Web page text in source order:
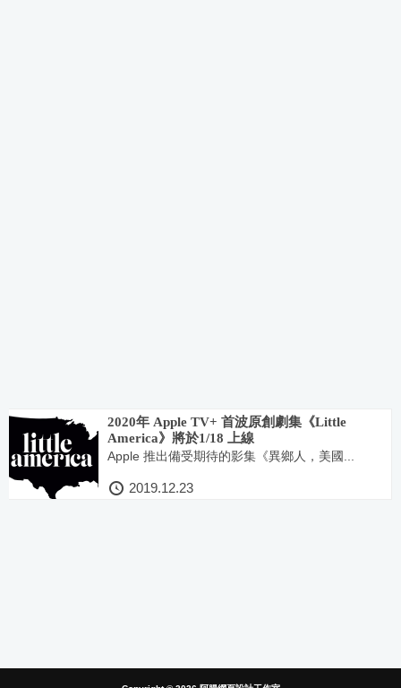
2020年 Apple TV+ 首波原創劇集《Little
America》將於1/18 上線
Apple 推出備受期待的影集《異鄉人，美國...
2019.12.23